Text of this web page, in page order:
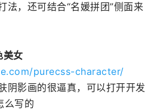
法，还可结合“名媛拼团”侧面来
美女
purecss-character/
阴影画的很逼真，可以打开开发
么写的